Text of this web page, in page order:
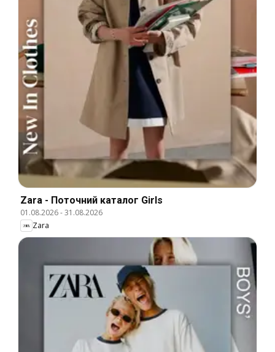
Zara - Поточний каталог Girls
01.08.2026-31.08.2026
Zara